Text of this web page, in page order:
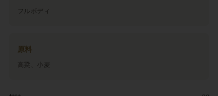
フルボディ
原料
高粱、小麦